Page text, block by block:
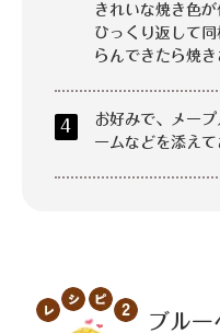
きれいな焼き色
ひっくり返して
らんできたら焼き
4
お好みで、メー
ームなどを添えて
ブル